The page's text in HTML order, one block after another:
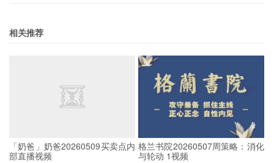
相关推荐
「奶爸」奶爸20260509买卖点内
部直播视频
格兰书院20260507周策略：消化
与轮动 1视频